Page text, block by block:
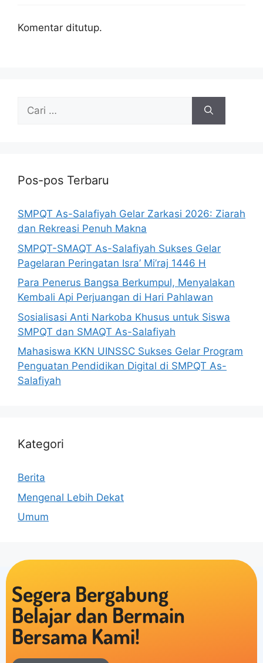
Komentar ditutup.
Pos-pos Terbaru
SMPQT As-Salafiyah Gelar Zarkasi 2026: Ziarah
dan Rekreasi Penuh Makna
SMPQT-SMAQT As-Salafiyah Sukses Gelar
Pagelaran Peringatan Isra’ Mi’raj 1446 H
Para Penerus Bangsa Berkumpul, Menyalakan
Kembali Api Perjuangan di Hari Pahlawan
Sosialisasi Anti Narkoba Khusus untuk Siswa
SMPQT dan SMAQT As-Salafiyah
Mahasiswa KKN UINSSC Sukses Gelar Program
Penguatan Pendidikan Digital di SMPQT As-
Salafiyah
Kategori
Berita
Mengenal Lebih Dekat
Umum
Segera Bergabung
Belajar dan Bermain
Bersama Kami!